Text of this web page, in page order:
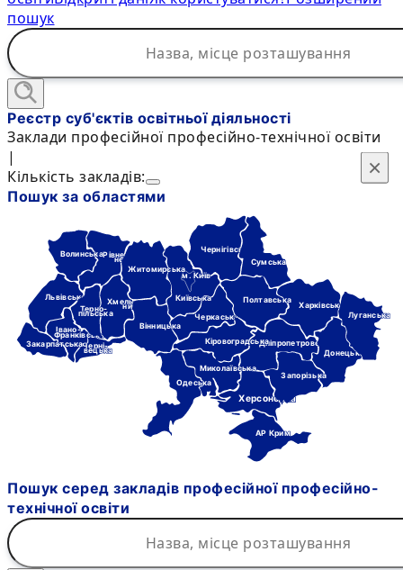
пошук
×
Реєстр суб'єктів освітньої діяльності
Заклади професійної професійно-технічної освіти
|
Кількість закладів:
Пошук за областями
Черкаська
Чернігівська
Черні-
вецька
Дніпропетровська
Донецька
Івано-
Франківська
Харківська
Херсонська
Хмель-
ницька
Кіровоградська
АР Крим
Київська
м. Київ
Луганська
Львівська
Миколаївська
Одеська
Полтавська
Рівне-
нська Сумська
Терно-
пільська
Вінницька
Волинська
Закарпатська
Запорізька
Житомирська
Пошук серед закладів професійної професійно-
технічної освіти
×